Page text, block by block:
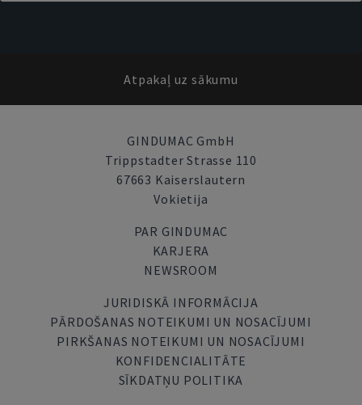
Atpakaļ uz sākumu
GINDUMAC GmbH
Trippstadter Strasse 110
67663 Kaiserslautern
Vokietija
PAR GINDUMAC
KARJERA
NEWSROOM
JURIDISKĀ INFORMĀCIJA
PĀRDOŠANAS NOTEIKUMI UN NOSACĪJUMI
PIRKŠANAS NOTEIKUMI UN NOSACĪJUMI
KONFIDENCIALITĀTE
SĪKDATŅU POLITIKA